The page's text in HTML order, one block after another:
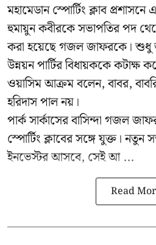
মহামেডান স্পোর্টিং ক্লাব
হুমায়ুন কবীরকে সভাপতির পদ
করা হয়েছে গজল জাফরকে। শুধু
উন্নয়ন পার্টির বিধায়ককে কটাক্ষ
ওয়াসিম আক্রম বলেন, বাবর,
হরিদাস পাল নয়।
পার্ক সার্কাসের বাসিন্দা গজল
স্পোর্টিং ক্লাবের সঙ্গে যুক্ত। নতুন
ইনভেস্টর আসবে, সেই আ ...
Read